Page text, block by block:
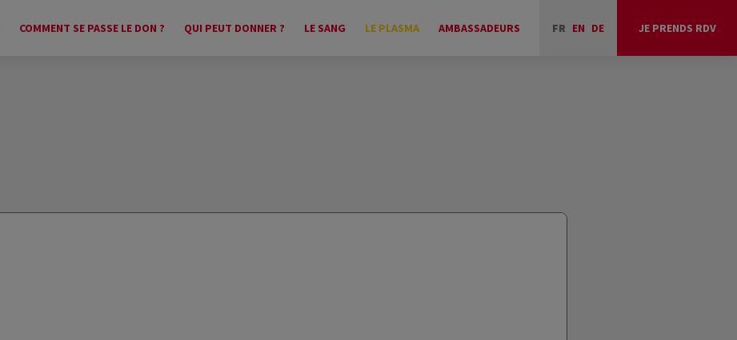
COMMENT SE PASSE LE DON ? QUI PEUT DONNER ? LE SANG LE PLASMA AMBASSADEURS FR EN DE JE PRENDS RDV